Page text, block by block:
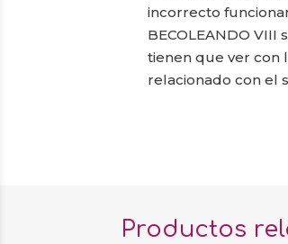
incorrecto
BECOLEANDO
tienen que ver con
relacionado con el
Productos